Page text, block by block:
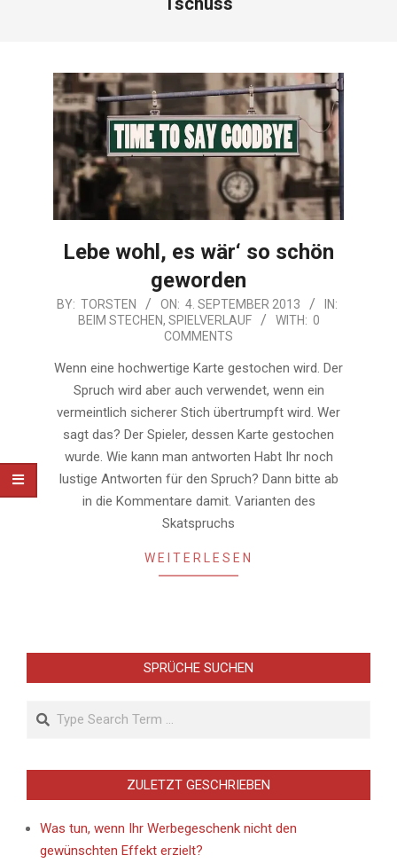
Lebe wohl, es wär‘ so schön
geworden
2013-
BY: TORSTEN ON: 4. SEPTEMBER 2013
IN:
BEIM STECHEN, SPIELVERLAUF WITH: 0
COMMENTS
Wenn eine hochwertige Karte gestochen wird. Der
Spruch wird aber auch verwendet, wenn ein
vermeintlich sicherer Stich übertrumpft wird. Wer
sagt das? Der Spieler, dessen Karte gestochen
wurde. Wie kann man antworten Habt Ihr noch
lustige Antworten für den Spruch? Dann bitte ab
in die Kommentare damit. Varianten des
Skatspruchs
WEITERLESEN
SPRÜCHE SUCHEN
Search
ZULETZT GESCHRIEBEN
Was tun, wenn Ihr Werbegeschenk nicht den
gewünschten Effekt erzielt?